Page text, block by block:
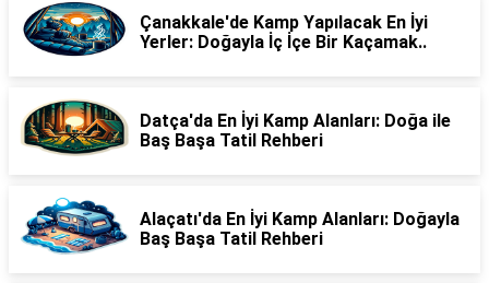
Çanakkale'de Kamp Yapılacak En İyi
Yerler: Doğayla İç İçe Bir Kaçamak..
Datça'da En İyi Kamp Alanları: Doğa ile
Baş Başa Tatil Rehberi
Alaçatı'da En İyi Kamp Alanları: Doğayla
Baş Başa Tatil Rehberi